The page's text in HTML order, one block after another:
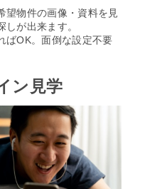
望物件の画像・資料を見
が出来ます。
ばOK。面倒な設定不要
ン見学